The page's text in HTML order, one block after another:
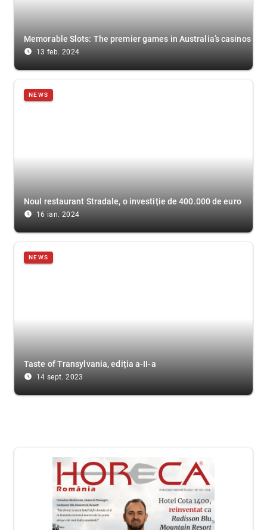
Memorable Slots: The premier games in Australia’s casinos
access_time_filled 13 feb. 2024
NEWS
Noul restaurant Stradale, o investiție de 400.000 de euro
access_time_filled 16 ian. 2024
NEWS
Taste of Transylvania, ediția a-II-a
access_time_filled 14 sept. 2023